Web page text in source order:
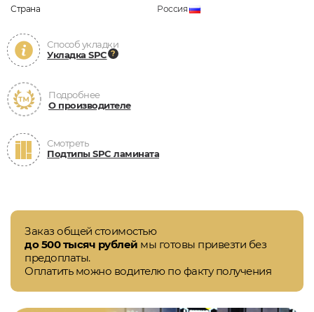
Страна
Россия
Способ укладки
Укладка SPC
Подробнее
О производителе
Смотреть
Подтипы SPC ламината
Заказ общей стоимостью
до 500 тысяч рублей мы готовы привезти без
предоплаты.
Оплатить можно водителю по факту получения